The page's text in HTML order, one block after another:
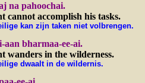
na pahoochai.
cannot accomplish his tasks.
kan zijn taken niet volbrengen.
aan bharmaa-ee-ai.
wanders in the wilderness.
dwaalt in de wildernis.